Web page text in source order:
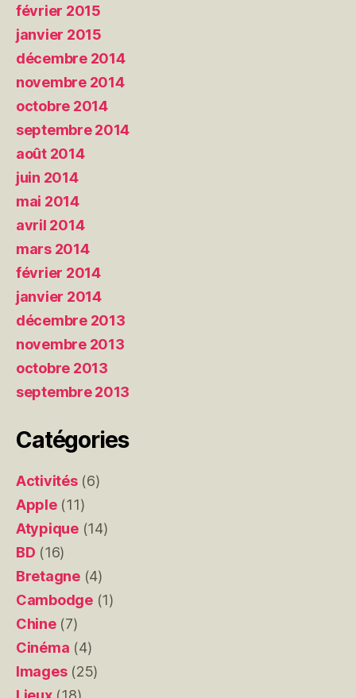
février 2015
janvier 2015
décembre 2014
novembre 2014
octobre 2014
septembre 2014
août 2014
juin 2014
mai 2014
avril 2014
mars 2014
février 2014
janvier 2014
décembre 2013
novembre 2013
octobre 2013
septembre 2013
Catégories
Activités(6)
Apple(11)
Atypique(14)
BD (16)
Bretagne(4)
Cambodge(1)
Chine(7)
Cinéma (4)
Images(25)